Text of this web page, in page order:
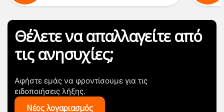
Θέλετε να απαλλαγείτε από
τις ανησυχίες;
Αφήστε εμάς να φροντίσουμε για τις
ειδοποιήσεις λήξης.
Νέος λογαριασμός